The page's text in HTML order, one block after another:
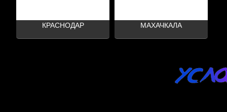
КРАСНОДАР МАХАЧКАЛА